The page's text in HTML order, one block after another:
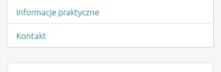
Informacje praktyczne
Kontakt